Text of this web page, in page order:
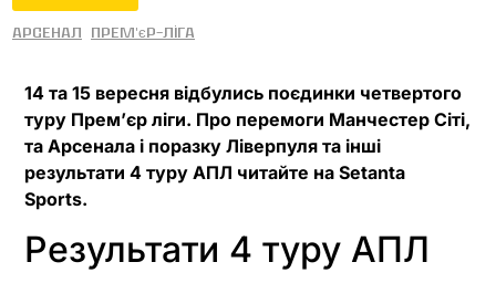
Арсенал Прем'єр-ліга
14 та 15 вересня відбулись поєдинки четвертого
туру Прем’єр ліги. Про перемоги Манчестер Сіті,
та Арсенала і поразку Ліверпуля та інші
результати 4 туру АПЛ читайте на Setanta
Sports.
Результати 4 туру АПЛ